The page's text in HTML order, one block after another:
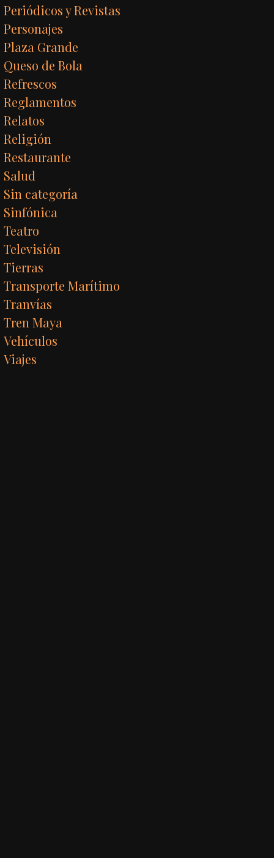
Periódicos y Revistas
Personajes
Plaza Grande
Queso de Bola
Refrescos
Reglamentos
Relatos
Religión
Restaurante
Salud
Sin categoría
Sinfónica
Teatro
Televisión
Tierras
Transporte Marítimo
Tranvías
Tren Maya
Vehículos
Viajes